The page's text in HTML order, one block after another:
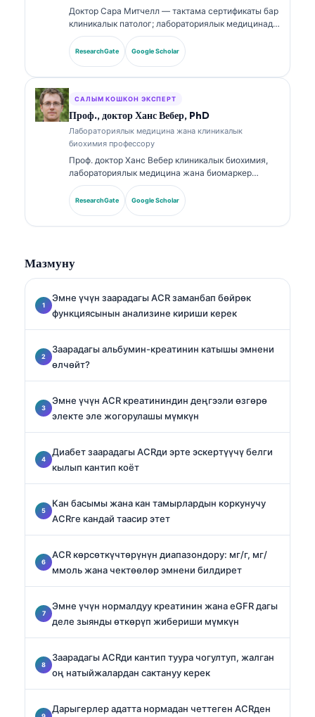
Доктор Сара Митчелл — тактама сертификаты бар
клиникалык патолог; лабораториялык медицинада
жана диагностикалык анализде 18 жылдан ашык
тажрыйбасы бар. Ал клиникалык химия боюнча
адистик сертификаттарына ээ жана клиникалык
жарыялаган.
ResearchGate Google Scholar
САЛЫМ КОШКОН ЭКСПЕРТ
Проф., доктор Ханс Вебер, PhD
Лабораториялык медицина жана клиникалык
биохимия профессору
Проф. доктор Ханс Вебер клиникалык биохимия,
лабораториялык медицина жана биомаркер
изилдөөлөрү боюнча 30+ жылдык тажрыйбага ээ.
Германиянын Клиникалык химия коомунун
мурдагы президенти, ал диагностикалык
адистешкен.
ResearchGate Google Scholar
Мазмуну
Эмне үчүн заарадагы ACR заманбап бөйрөк
функциясынын анализине кириши керек
Заарадагы альбумин-креатинин катышы эмнени
өлчөйт?
Эмне үчүн ACR креатининдин деңгээли өзгөрө
электе эле жогорулашы мүмкүн
Диабет заарадагы ACRди эрте эскертүүчү белги
кылып кантип коёт
Кан басымы жана кан тамырлардын коркунучу
ACRге кандай таасир этет
ACR көрсөткүчтөрүнүн диапазондору: мг/г, мг/
ммоль жана чектөөлөр эмнени билдирет
Эмне үчүн нормалдуу креатинин жана eGFR дагы
деле зыянды өткөрүп жибериши мүмкүн
Заарадагы ACRди кантип туура чогултуп, жалган
оң натыйжалардан сактануу керек
Дарыгерлер адатта нормадан четтеген ACRден